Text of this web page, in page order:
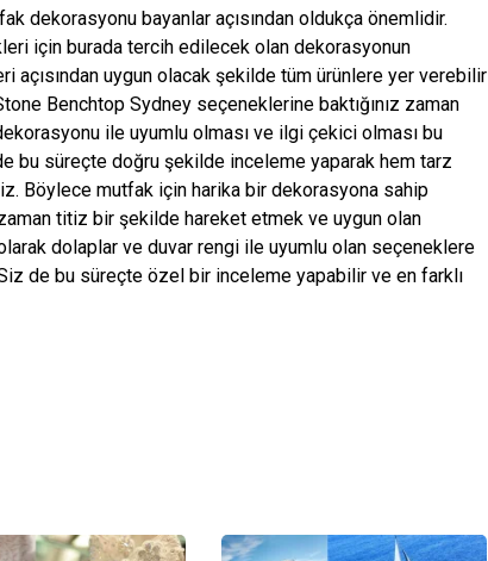
dekorasyonu bayanlar açısından oldukça önemlidir.
için burada tercih edilecek olan dekorasyonun
açısından uygun olacak şekilde tüm ürünlere yer verebilir
Benchtop Sydney seçeneklerine baktığınız zaman
ile uyumlu olması ve ilgi çekici olması bu
bu süreçte doğru şekilde inceleme yaparak hem tarz
Böylece mutfak için harika bir dekorasyona sahip
titiz bir şekilde hareket etmek ve uygun olan
dolaplar ve duvar rengi ile uyumlu olan seçeneklere
de bu süreçte özel bir inceleme yapabilir ve en farklı